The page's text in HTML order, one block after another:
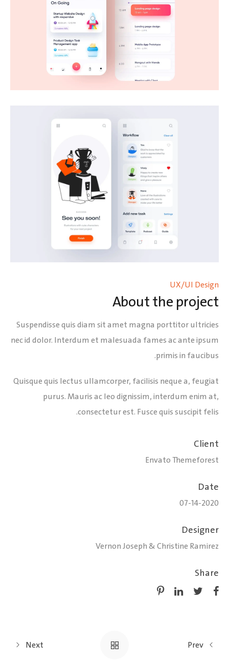
UX/UI Design
About the project
Suspendisse quis diam sit amet magna porttitor ultricies
nec id dolor. Interdum et malesuada fames ac ante ipsum
primis in faucibus.
Quisque quis lectus ullamcorper, facilisis neque a, feugiat
purus. Mauris ac leo dignissim, interdum enim at,
consectetur est. Fusce quis suscipit felis.
Client
Envato Themeforest
Date
07-14-2020
Designer
Vernon Joseph & Christine Ramirez
Share
Prev
Next